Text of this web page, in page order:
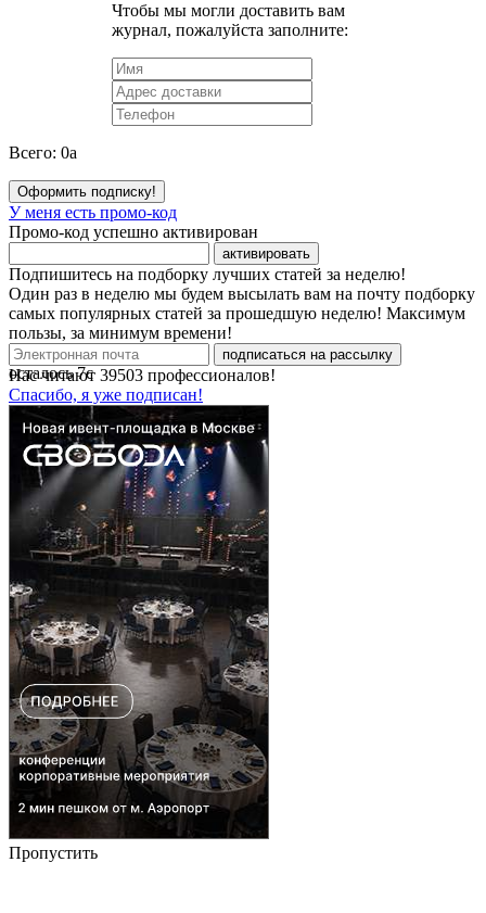
Чтобы мы могли доставить вам
журнал, пожалуйста заполните:
Всего: 0a
Оформить подписку!
У меня есть промо-код
Промо-код успешно активирован
активировать
Подпишитесь на подборку лучших статей за неделю!
Один раз в неделю мы будем высылать вам на почту подборку
самых популярных статей за прошедшую неделю! Максимум
пользы, за минимум времени!
подписаться на рассылку
Нас читают 39503 профессионалов!
Спасибо, я уже подписан!
осталось7с
Пропустить